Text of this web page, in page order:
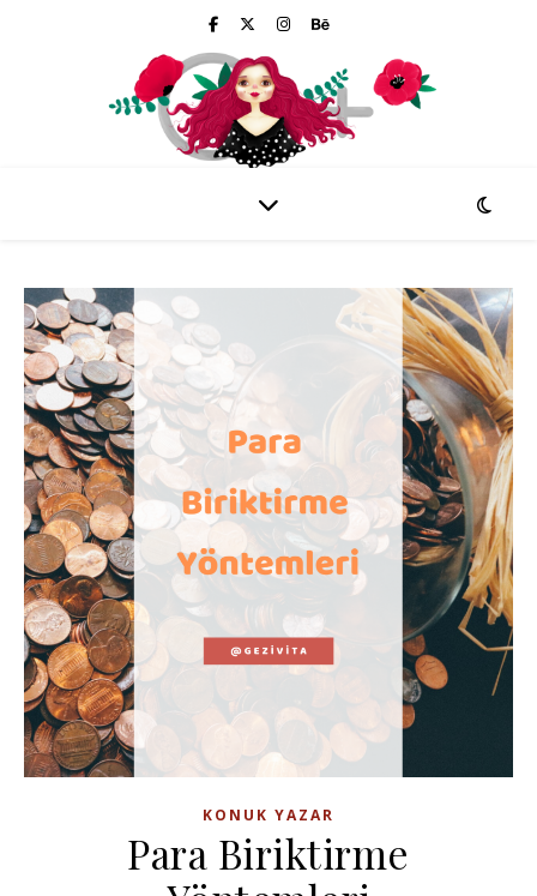
KONUK YAZAR
Para Biriktirme